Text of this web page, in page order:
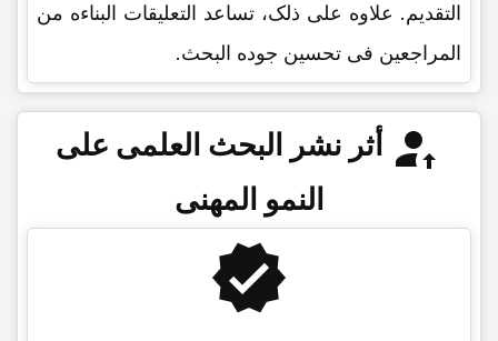
التقدیم. علاوه على ذلک، تساعد التعلیقات البناءه من
المراجعین فی تحسین جوده البحث.
أثر نشر البحث العلمی على
النمو المهنی